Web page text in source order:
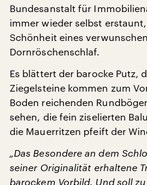
Bundesanstalt für
immer wieder selbst
Schönheit eines
Dornröschenschlaf.
Es blättert der barocke Putz,
Ziegelsteine kommen zum
Boden reichenden
sehen, die fein ziselierten
die Mauerritzen pfeift der
„Das Besondere an dem
seiner Originalität erhaltene
barockem Vorbild. Und soll